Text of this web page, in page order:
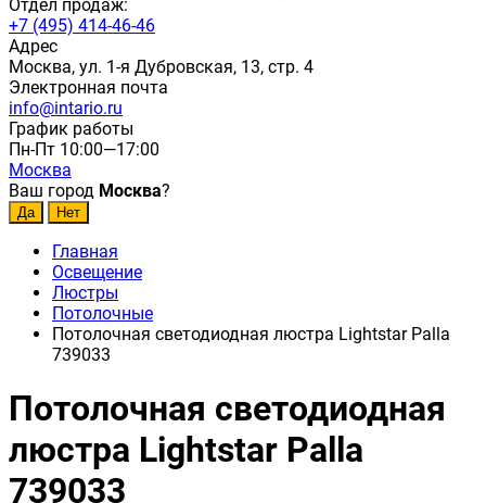
Отдел продаж:
+7 (495) 414-46-46
Адрес
Москва, ул. 1-я Дубровская, 13, стр. 4
Электронная почта
info@intario.ru
График работы
Пн-Пт 10:00—17:00
Москва
Ваш город Москва?
Главная
Освещение
Люстры
Потолочные
Потолочная светодиодная люстра Lightstar Palla
739033
Потолочная светодиодная
люстра Lightstar Palla
739033